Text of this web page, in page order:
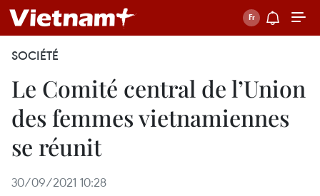
SOCIÉTÉ
Le Comité central de l’Union
des femmes vietnamiennes
se réunit
30/09/2021 10:28